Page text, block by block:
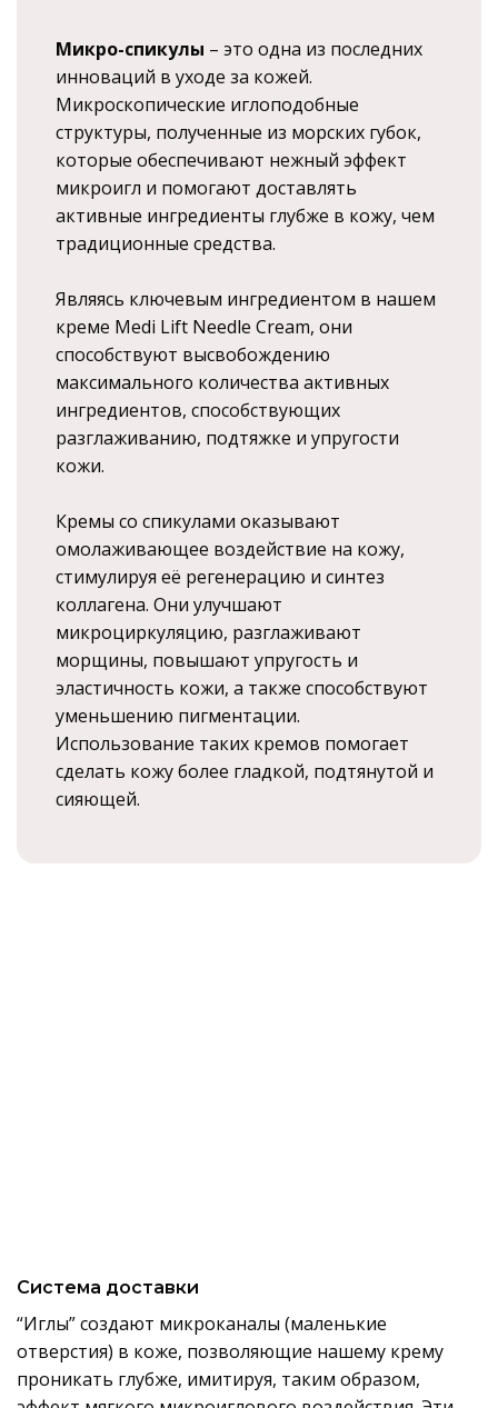
Микро-спикулы – это одна из последних
инноваций в уходе за кожей.
Микроскопические иглоподобные
структуры, полученные из морских губок,
которые обеспечивают нежный эффект
микроигл и помогают доставлять
активные ингредиенты глубже в кожу, чем
традиционные средства.
Являясь ключевым ингредиентом в нашем
креме Medi Lift Needle Cream, они
способствуют высвобождению
максимального количества активных
ингредиентов, способствующих
разглаживанию, подтяжке и упругости
кожи.
Кремы со спикулами оказывают
омолаживающее воздействие на кожу,
стимулируя её регенерацию и синтез
коллагена. Они улучшают
микроциркуляцию, разглаживают
морщины, повышают упругость и
эластичность кожи, а также способствуют
уменьшению пигментации.
Использование таких кремов помогает
сделать кожу более гладкой, подтянутой и
сияющей.
Система доставки
“Иглы” создают микроканалы (маленькие
отверстия) в коже, позволяющие нашему крему
проникать глубже, имитируя, таким образом,